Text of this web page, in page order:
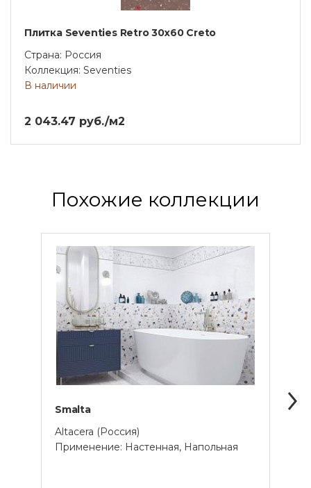
Плитка Seventies Retro 30х60 Creto
Страна: Россия
Коллекция: Seventies
В наличии
2 043.47 руб./м2
Похожие коллекции
Smalta
Altacera (Россия)
Применение: Настенная, Напольная
Arts